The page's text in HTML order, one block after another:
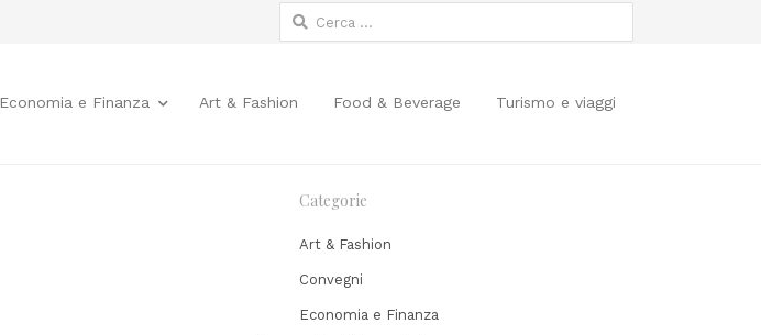
Ricerca
per:
Economia e Finanza Art & Fashion Food & Beverage Turismo e viaggi
Categorie
Art & Fashion
Convegni
Economia e Finanza